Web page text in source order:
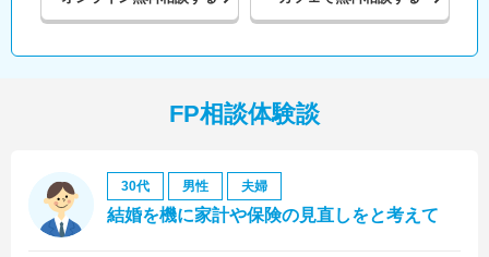
FP相談体験談
30代 男性 夫婦
結婚を機に家計や保険の見直しをと考えて